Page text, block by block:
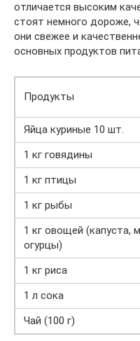
отличается высоким
стоят немного дороже,
они свежее и
основных продуктов
Продукты
Яйца куриные 10 шт.
1 кг говядины
1 кг птицы
1 кг рыбы
1 кг овощей (капуста,
огурцы)
1 кг риса
1 л сока
Чай (100 г)